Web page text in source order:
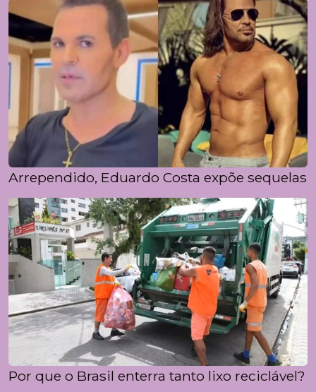
Arrependido, Eduardo Costa expõe
Por que o Brasil enterra tanto lixo reciclável?